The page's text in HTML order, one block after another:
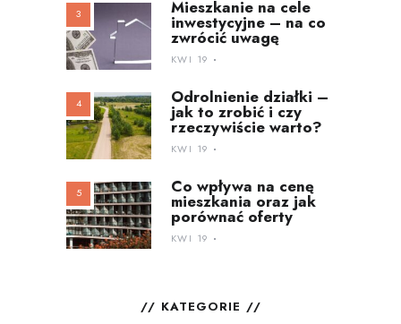
Mieszkanie na cele
inwestycyjne – na co
zwrócić uwagę
KWI 19
Odrolnienie działki –
jak to zrobić i czy
rzeczywiście warto?
KWI 19
Co wpływa na cenę
mieszkania oraz jak
porównać oferty
KWI 19
KATEGORIE